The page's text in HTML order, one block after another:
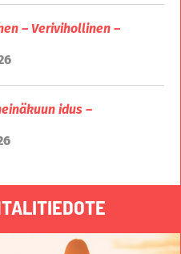
– Verivihollinen –
idus –